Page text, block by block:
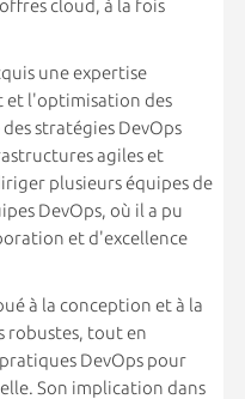
cloud, à la fois
une expertise
et l'optimisation des
stratégies DevOps
agiles et
plusieurs équipes de
DevOps, où il a pu
et d'excellence
à la conception et à la
robustes, tout en
DevOps pour
Son implication dans